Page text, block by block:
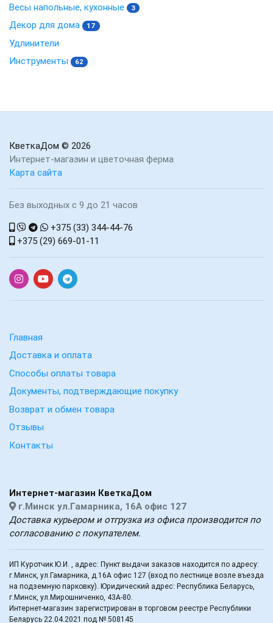
Весы напольные, кухонные 3
Декор для дома 17
Удлинители
Инструменты
62
КветкаДом © 2026
Интернет-магазин и цветочная ферма
Карта сайта
Без выходных с 9 до 21 часов
+375 (33) 344-44-76
+375 (29) 669-01-11
Главная
Доставка и оплата
Способы оплаты товара
Документы, подтверждающие покупку
Возврат и обмен товара
Отзывы
Контакты
Интернет-магазин КветкаДом
г.Минск ул.Гамарника, 16А офис 127
Доставка курьером и отгрузка из офиса производится по
согласованию с покупателем.
ИП Куротчик Ю.И. , адрес: Пункт выдачи заказов находится по адресу:
г.Минск, ул.Гамарника, д.16А офис 127 (вход по лестнице возле въезда
на подземную парковку). Юридический адрес: Республика Беларусь,
г.Минск, ул.Мирошниченко, 43А-80.
Интернет-магазин зарегистрирован в торговом реестре Республики
Беларусь 22.04.2021 под № 508145